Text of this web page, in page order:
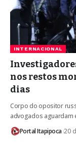
INTERNACIONAL
nos restos
dias
Corpo do opositor
advogados aguardam
Portal Itapipoca 20